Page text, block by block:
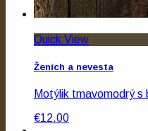
Quick View
Ženích a nevesta
Motýlik tmavomodrý s
€12.00